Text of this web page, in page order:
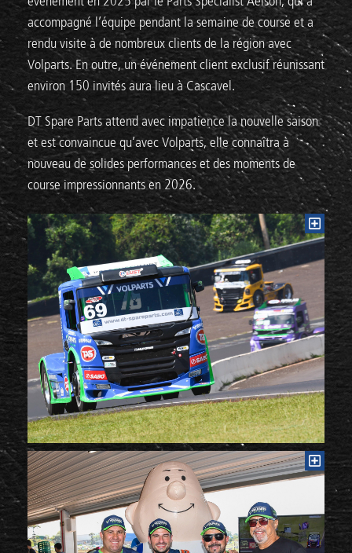
accompagné l’équipe pendant la semaine de course et a
rendu visite à de nombreux clients de la région avec
Volparts. En outre, un événement client exclusif réunissant
environ 150 invités aura lieu à Cascavel.
DT Spare Parts attend avec impatience la nouvelle saison
et est convaincue qu’avec Volparts, elle connaîtra à
nouveau de solides performances et des moments de
course impressionnants en 2026.